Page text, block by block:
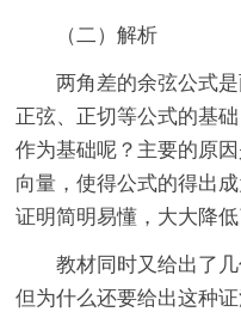
（二）解析
两角差的余弦公式
正弦、正切等公式的基
作为基础呢？主要的原
向量，使得公式的得出
证明简明易懂，大大降低
教材同时又给出了
但为什么还要给出这种